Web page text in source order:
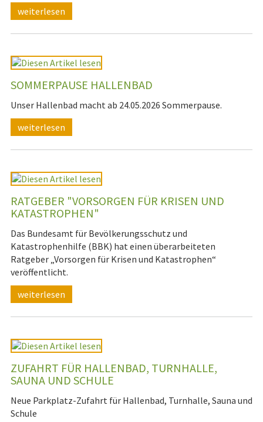
weiterlesen
SOMMERPAUSE HALLENBAD
Unser Hallenbad macht ab 24.05.2026 Sommerpause.
weiterlesen
RATGEBER "VORSORGEN FÜR KRISEN UND
KATASTROPHEN"
Das Bundesamt für Bevölkerungsschutz und
Katastrophenhilfe (BBK) hat einen überarbeiteten
Ratgeber „Vorsorgen für Krisen und Katastrophen“
veröffentlicht.
weiterlesen
ZUFAHRT FÜR HALLENBAD, TURNHALLE,
SAUNA UND SCHULE
Neue Parkplatz-Zufahrt für Hallenbad, Turnhalle, Sauna und
Schule